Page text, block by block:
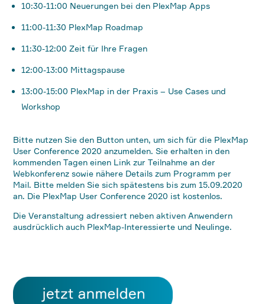
10:30-11:00 Neuerungen bei den PlexMap Apps
11:00-11:30 PlexMap Roadmap
11:30-12:00 Zeit für Ihre Fragen
12:00-13:00 Mittagspause
13:00-15:00 PlexMap in der Praxis – Use Cases und
Workshop
Bitte nutzen Sie den Button unten, um sich für die PlexMap
User Conference 2020 anzumelden. Sie erhalten in den
kommenden Tagen einen Link zur Teilnahme an der
Webkonferenz sowie nähere Details zum Programm per
Mail. Bitte melden Sie sich spätestens bis zum 15.09.2020
an. Die PlexMap User Conference 2020 ist kostenlos.
Die Veranstaltung adressiert neben aktiven Anwendern
ausdrücklich auch PlexMap-Interessierte und Neulinge.